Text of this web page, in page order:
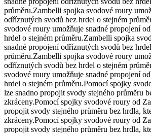
průměru.Zambelli spojka svodové roury
odříznutých svodů bez hrdel o stejném
svodové roury umožňuje snadné propojení
hrdel o stejném průměru.Zambelli spojka
snadné propojení odříznutých svodů bez
průměru.Zambelli spojka svodové roury
odříznutých svodů bez hrdel o stejném
svodové roury umožňuje snadné propojení
hrdel o stejném průměru.Pomocí spojky
lze snadno propojit svody stejného průměru
zkráceny.Pomocí spojky svodové roury od
propojit svody stejného průměru bez hrdla,
zkráceny.Pomocí spojky svodové roury od
propojit svody stejného průměru bez hrdla,